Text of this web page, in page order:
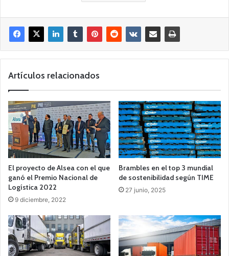
Artículos relacionados
El proyecto de Alsea con el que
ganó el Premio Nacional de
Logística 2022
9 diciembre, 2022
Brambles en el top 3 mundial
de sostenibilidad según TIME
27 junio, 2025